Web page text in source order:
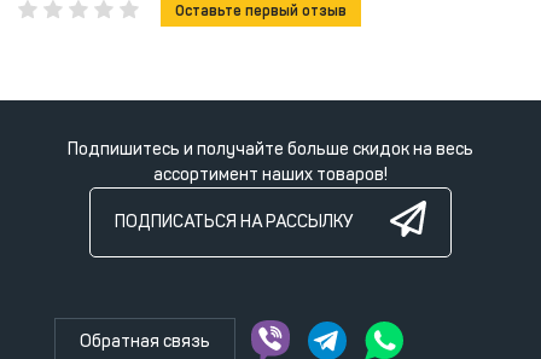
Оставьте первый отзыв
Подпишитесь и получайте больше скидок на весь
ассортимент наших товаров!
ПОДПИСАТЬСЯ НА РАССЫЛКУ
Обратная связь